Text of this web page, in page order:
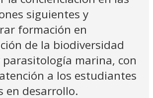
siguientes y
formación en
de la biodiversidad
parasitología marina, con
a los estudiantes
en desarrollo.